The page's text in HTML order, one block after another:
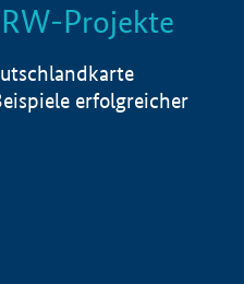
Info
Projekte
erfolgreicher